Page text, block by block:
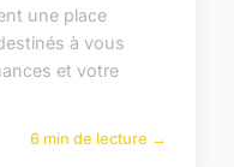
une place
à vous
et votre
6 min de lecture →